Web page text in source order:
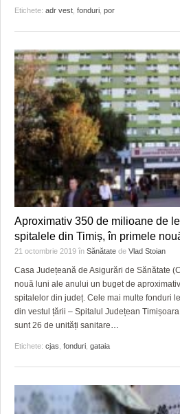
Etichete: adr vest fonduri por
Aproximativ 350 de milioane de
spitalele din Timiș, în primele
21 octombrie 2019 în Sănătate de Vlad Stoian
Casa Județeană de Asigurări de Sănătate
nouă luni ale anului un buget de
spitalelor din județ. Cele mai multe fonduri
din vestul țării – Spitalul Județean
sunt 26 de unități sanitare…
Etichete: cjas fonduri gataia